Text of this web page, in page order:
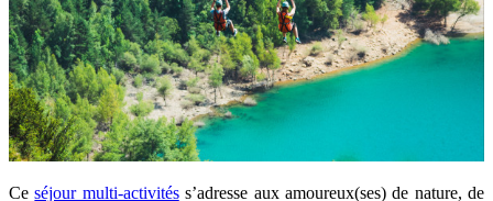
Ceséjour multi-activitéss’adresse aux amoureux(ses) de nature, de